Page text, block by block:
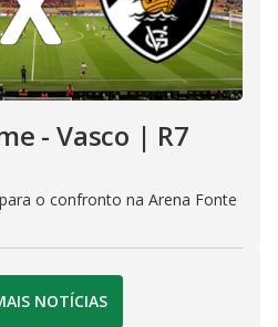
- Vasco | R7
o confronto na Arena Fonte
NOTÍCIAS